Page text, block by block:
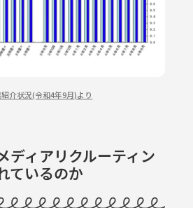
介状況(令和4年9月)より
ディアリクルーティン
ているのか